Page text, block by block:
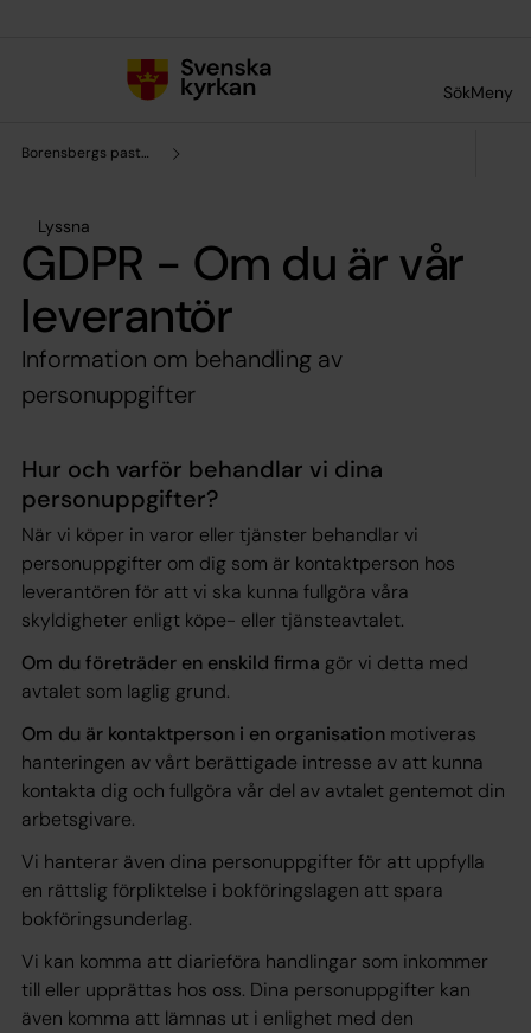
SökMeny
Borensbergs pastorat
Lyssna
GDPR - Om du är vår
leverantör
Information om behandling av
personuppgifter
Hur och varför behandlar vi dina
personuppgifter?
När vi köper in varor eller tjänster behandlar vi
personuppgifter om dig som är kontaktperson hos
leverantören för att vi ska kunna fullgöra våra
skyldigheter enligt köpe- eller tjänsteavtalet.
Om du företräder en enskild firma gör vi detta med
avtalet som laglig grund.
Om du är kontaktperson i en organisation motiveras
hanteringen av vårt berättigade intresse av att kunna
kontakta dig och fullgöra vår del av avtalet gentemot din
arbetsgivare.
Vi hanterar även dina personuppgifter för att uppfylla
en rättslig förpliktelse i bokföringslagen att spara
bokföringsunderlag.
Vi kan komma att diarieföra handlingar som inkommer
till eller upprättas hos oss. Dina personuppgifter kan
även komma att lämnas ut i enlighet med den